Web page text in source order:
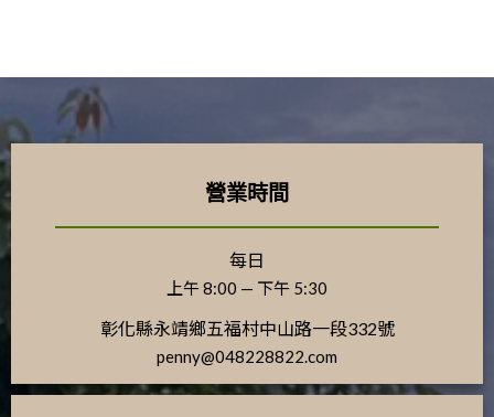
營業時間
每日
上午 8:00 — 下午 5:30
彰化縣永靖鄉五福村中山路一段332號
penny@048228822.com